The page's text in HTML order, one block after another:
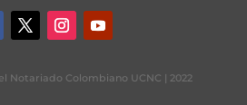
Notariado Colombiano UCNC | 2022